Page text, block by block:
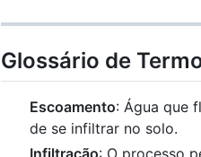
Glossário de
Escoamento: Água que
de se infiltrar no solo.